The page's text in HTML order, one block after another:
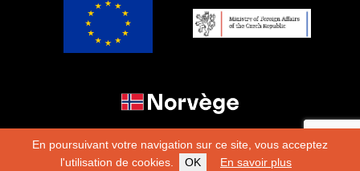
En poursuivant votre navigation sur ce site, vous acceptez
l'utilisation de cookies.
OK En savoir plus